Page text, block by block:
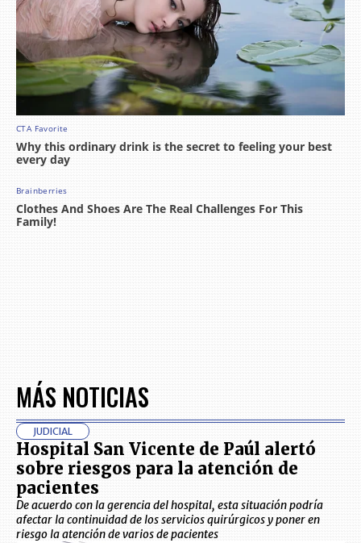
MÁS NOTICIAS
JUDICIAL
Hospital San Vicente de Paúl alertó
sobre riesgos para la atención de
pacientes
De acuerdo con la gerencia del hospital, esta situación podría
afectar la continuidad de los servicios quirúrgicos y poner en
riesgo la atención de varios de pacientes